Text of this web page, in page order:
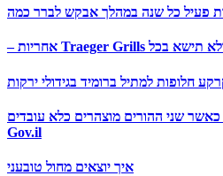
שני ההורים מוצהרים כלא עובדים –
Gov.il
איך יוצאים מחול טובעני